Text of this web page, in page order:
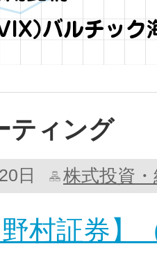
ティング
日 株式投資
野村証券